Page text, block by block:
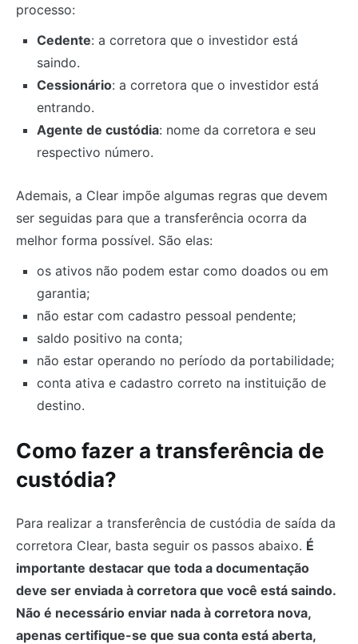
processo:
Cedente: a corretora que o investidor está
saindo.
Cessionário: a corretora que o investidor está
entrando.
Agente de custódia: nome da corretora e seu
respectivo número.
Ademais, a Clear impõe algumas regras que devem
ser seguidas para que a transferência ocorra da
melhor forma possível. São elas:
os ativos não podem estar como doados ou em
garantia;
não estar com cadastro pessoal pendente;
saldo positivo na conta;
não estar operando no período da portabilidade;
conta ativa e cadastro correto na instituição de
destino.
Como fazer a transferência de
custódia?
Para realizar a transferência de custódia de saída da
corretora Clear, basta seguir os passos abaixo. É
importante destacar que toda a documentação
deve ser enviada à corretora que você está saindo.
Não é necessário enviar nada à corretora nova,
apenas certifique-se que sua conta está aberta,